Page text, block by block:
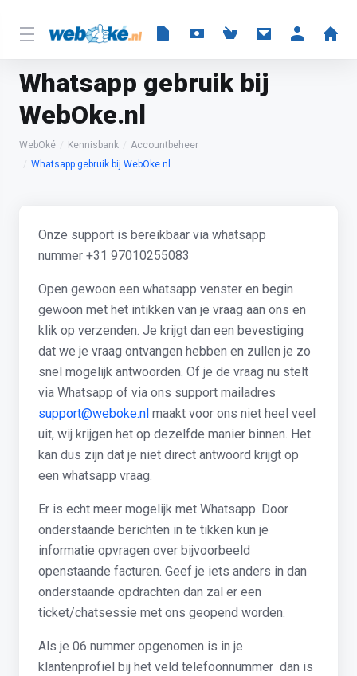
Whatsapp gebruik bij
WebOke.nl
WebOké Kennisbank
Accountbeheer
Whatsapp gebruik bij WebOke.nl
Onze support is bereikbaar via whatsapp
nummer +31 97010255083
Open gewoon een whatsapp venster en begin
gewoon met het intikken van je vraag aan ons en
klik op verzenden. Je krijgt dan een bevestiging
dat we je vraag ontvangen hebben en zullen je zo
snel mogelijk antwoorden. Of je de vraag nu stelt
via Whatsapp of via ons support mailadres
support@weboke.nl maakt voor ons niet heel veel
uit, wij krijgen het op dezelfde manier binnen. Het
kan dus zijn dat je niet direct antwoord krijgt op
een whatsapp vraag.
Er is echt meer mogelijk met Whatsapp. Door
onderstaande berichten in te tikken kun je
informatie opvragen over bijvoorbeeld
openstaande facturen. Geef je iets anders in dan
onderstaande opdrachten dan zal er een
ticket/chatsessie met ons geopend worden.
Als je 06 nummer opgenomen is in je
klantenprofiel bij het veld telefoonnummer dan is